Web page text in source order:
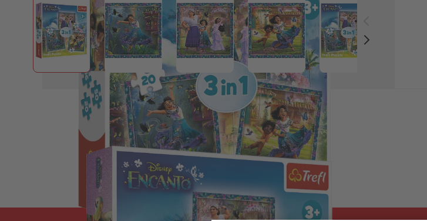
View larger imageView larger imageView larger imageView larger imageView larger image